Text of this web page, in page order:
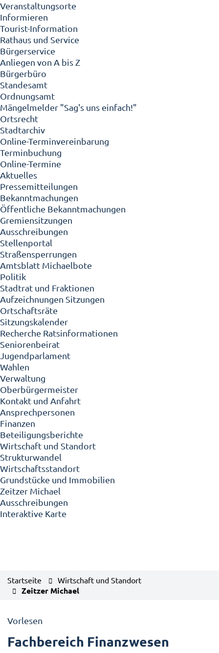
Veranstaltungsorte
Informieren
Tourist-Information
Rathaus und Service
Bürgerservice
Anliegen von A bis Z
Bürgerbüro
Standesamt
Ordnungsamt
Mängelmelder "Sag's uns einfach!"
Ortsrecht
Stadtarchiv
Online-Terminvereinbarung
Terminbuchung
Online-Termine
Aktuelles
Pressemitteilungen
Bekanntmachungen
Öffentliche Bekanntmachungen
Gremiensitzungen
Ausschreibungen
Stellenportal
Straßensperrungen
Amtsblatt Michaelbote
Politik
Stadtrat und Fraktionen
Aufzeichnungen Sitzungen
Ortschaftsräte
Sitzungskalender
Recherche Ratsinformationen
Seniorenbeirat
Jugendparlament
Wahlen
Verwaltung
Oberbürgermeister
Kontakt und Anfahrt
Ansprechpersonen
Finanzen
Beteiligungsberichte
Wirtschaft und Standort
Strukturwandel
Wirtschaftsstandort
Grundstücke und Immobilien
Zeitzer Michael
Ausschreibungen
Interaktive Karte
Startseite Wirtschaft und Standort
Zeitzer Michael
Vorlesen
Fachbereich Finanzwesen